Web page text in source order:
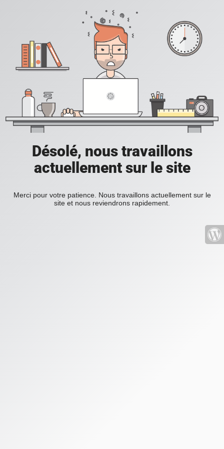
Désolé, nous travaillons
actuellement sur le site
Merci pour votre patience. Nous travaillons actuellement sur le
site et nous reviendrons rapidement.